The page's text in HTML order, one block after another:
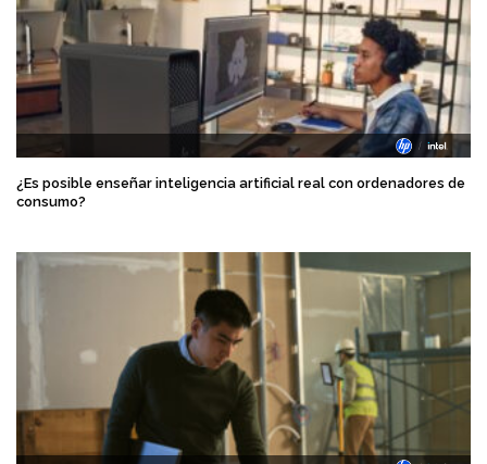
¿Es posible enseñar inteligencia artificial real con ordenadores de
consumo?